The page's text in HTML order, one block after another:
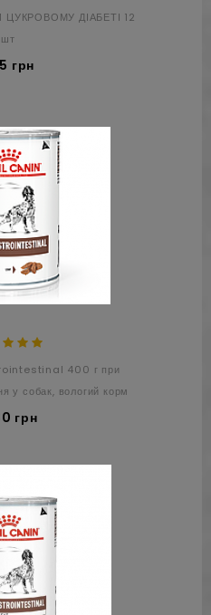
ДІАБЕТІ 12
шт
грн
400 г при
у собак, вологий корм
грн